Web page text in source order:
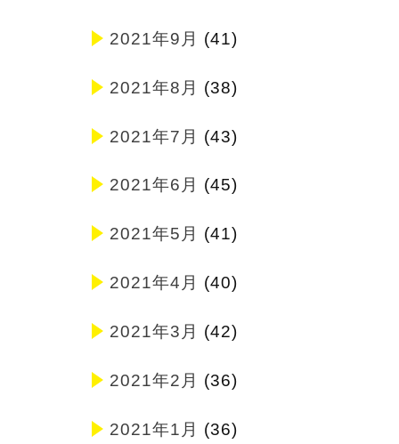
2021年9月 (41)
2021年8月 (38)
2021年7月 (43)
2021年6月 (45)
2021年5月 (41)
2021年4月 (40)
2021年3月 (42)
2021年2月 (36)
2021年1月 (36)